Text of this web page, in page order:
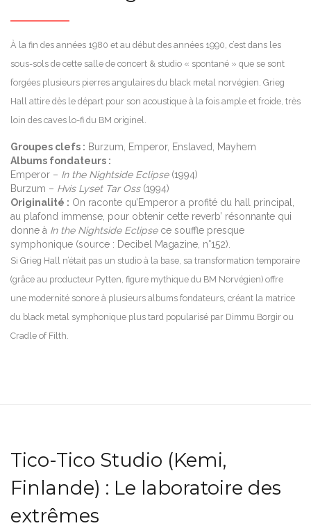
À la fin des années 1980 et au début des années 1990, c’est dans les
sous-sols de cette salle de concert & studio « spontané » que se sont
forgées plusieurs pierres angulaires du black metal norvégien. Grieg
Hall attire dès le départ pour son acoustique à la fois ample et froide, très
loin des caves lo-fi du BM originel.
Groupes clefs : Burzum, Emperor, Enslaved, Mayhem
Albums fondateurs :
Emperor – In the Nightside Eclipse(1994)
Burzum – Hvis Lyset Tar Oss(1994)
Originalité : On raconte qu’Emperor a profité du hall principal,
au plafond immense, pour obtenir cette reverb’ résonnante qui
donne à In the Nightside Eclipsece souffle presque
symphonique (source : Decibel Magazine, n°152).
Si Grieg Hall n’était pas un studio à la base, sa transformation temporaire
(grâce au producteur Pytten, figure mythique du BM Norvégien) offre
une modernité sonore à plusieurs albums fondateurs, créant la matrice
du black metal symphonique plus tard popularisé par Dimmu Borgir ou
Cradle of Filth.
Tico-Tico Studio (Kemi,
Finlande) : Le laboratoire des
extrêmes